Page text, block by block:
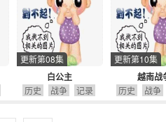
白公主
更新第08集
历史 战争 记录
越南战
更新第10集
历史 战争